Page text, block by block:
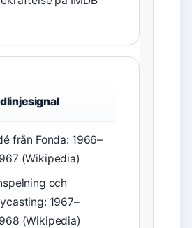
från Fonda: 1966–
(Wikipedia)
och
1967–
(Wikipedia)